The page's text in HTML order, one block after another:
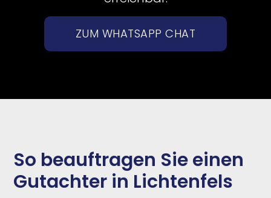
ZUM WHATSAPP CHAT
So beauftragen Sie einen
Gutachter in Lichtenfels